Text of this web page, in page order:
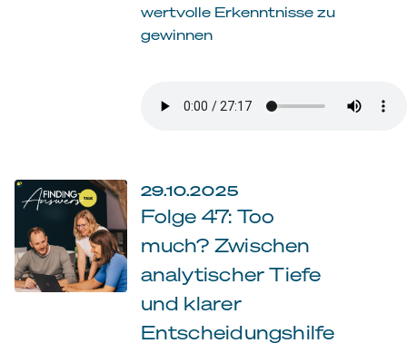
wertvolle Erkenntnisse zu
gewinnen
29.10.2025
Folge 47: Too
much? Zwischen
analytischer Tiefe
und klarer
Entscheidungshilfe